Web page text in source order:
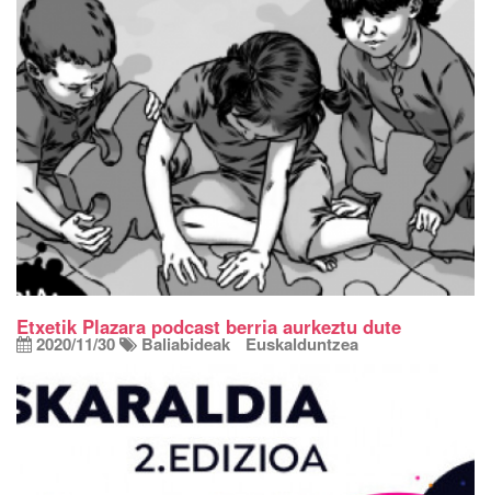
Etxetik Plazara podcast berria aurkeztu dute
2020/11/30 Baliabideak Euskalduntzea